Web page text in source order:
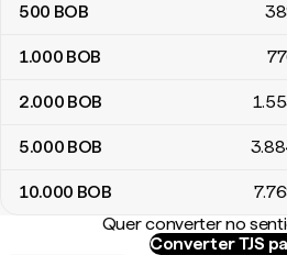
500 BOB
1.000 BOB
2.000 BOB
5.000 BOB
10.000 BOB
Quer converter no
Converter TJS